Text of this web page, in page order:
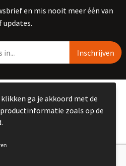
en mis nooit meer één van
updates.
Kemme B.V. 2023
ga je akkoord met de
zoals op de